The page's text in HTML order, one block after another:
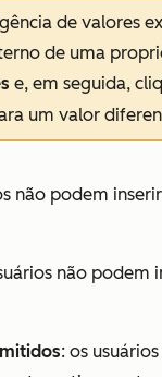
de valores
de uma
e, em seguida,
um valor
não podem
não podem
: os